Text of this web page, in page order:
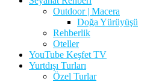
Outdoor | Macera
Doğa Yürüyüşü
Rehberlik
Oteller
YouTube Keşfet TV
Yurtdışı Turları
Özel Turlar